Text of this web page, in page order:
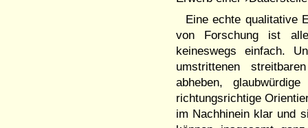
Eine echte qualitative
von Forschung ist
keineswegs einfach.
umstrittenen
abheben,
richtungsrichtige
im Nachhinein klar und